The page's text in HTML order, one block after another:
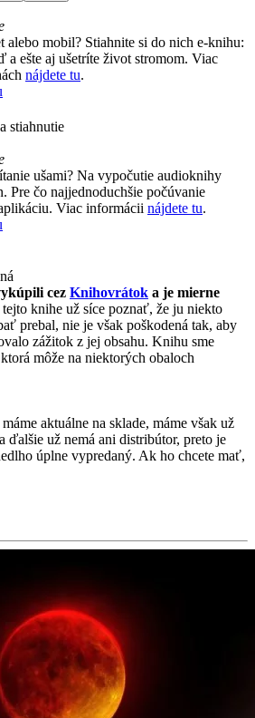
alebo mobil? Stiahnite si do nich e-knihu:
a ešte aj ušetríte život stromom. Viac
nájdete tu.
stiahnutie
ušami? Na vypočutie audioknihy
Pre čo najjednoduchšie počúvanie
Viac informácii nájdete tu.
cez Knihovrátok a je mierne
knihe už síce poznať, že ju niekto
prebal, nie je však poškodená tak, aby
zážitok z jej obsahu. Knihu sme
môže na niektorých obaloch
aktuálne na sklade, máme však už
ďalšie už nemá ani distribútor, preto je
úplne vypredaný. Ak ho chcete mať,